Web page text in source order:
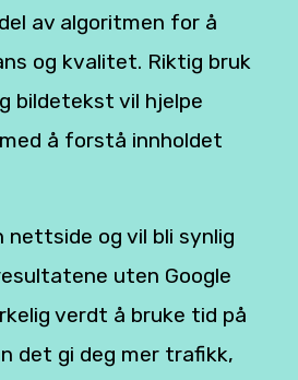
av algoritmen for å
og kvalitet. Riktig bruk
bildetekst vil hjelpe
å forstå innholdet
nettside og vil bli synlig
uten Google
verdt å bruke tid på
det gi deg mer trafikk,